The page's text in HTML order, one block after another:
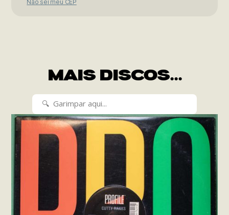
Não sei meu CEP
MAIS DISCOS...